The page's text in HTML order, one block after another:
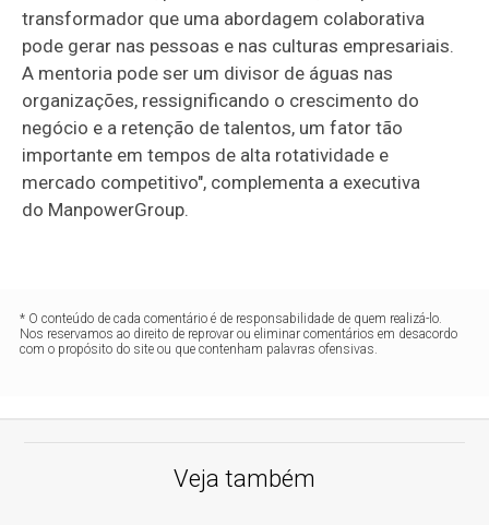
transformador que uma abordagem colaborativa
pode gerar nas pessoas e nas culturas empresariais.
A mentoria pode ser um divisor de águas nas
organizações, ressignificando o crescimento do
negócio e a retenção de talentos, um fator tão
importante em tempos de alta rotatividade e
mercado competitivo", complementa a executiva
do ManpowerGroup.
* O conteúdo de cada comentário é de responsabilidade de quem realizá-lo.
Nos reservamos ao direito de reprovar ou eliminar comentários em desacordo
com o propósito do site ou que contenham palavras ofensivas.
Veja também